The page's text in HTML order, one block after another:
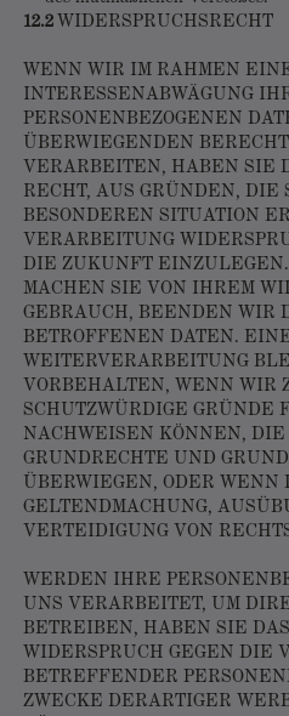
12.2 WIDERSPRUCHSRECHT
WENN WIR IM RAHMEN
INTERESSENABWÄGUNG
PERSONENBEZOGENEN
ÜBERWIEGENDEN
VERARBEITEN, HABEN SIE
RECHT, AUS GRÜNDEN, DIE
BESONDEREN SITUATION
VERARBEITUNG
DIE ZUKUNFT EINZULEGEN.
MACHEN SIE VON IHREM
GEBRAUCH, BEENDEN WIR
BETROFFENEN DATEN.
WEITERVERARBEITUNG
VORBEHALTEN, WENN WIR
SCHUTZWÜRDIGE GRÜNDE
NACHWEISEN KÖNNEN,
GRUNDRECHTE UND
ÜBERWIEGEN, ODER
GELTENDMACHUNG,
VERTEIDIGUNG VON
WERDEN IHRE
UNS VERARBEITET, UM
BETREIBEN, HABEN SIE
WIDERSPRUCH GEGEN DIE
BETREFFENDER
ZWECKE DERARTIGER